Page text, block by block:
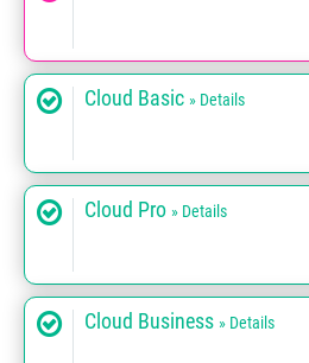
Cloud Basic » Details
Cloud Pro » Details
Cloud Business » Details